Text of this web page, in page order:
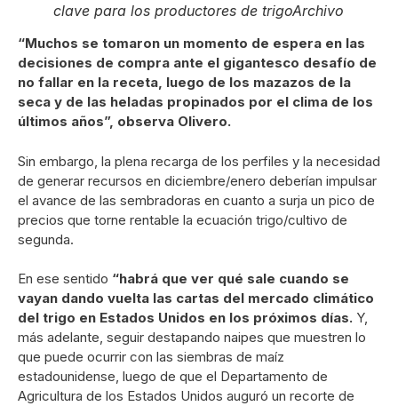
clave para los productores de trigoArchivo
“Muchos se tomaron un momento de espera en las
decisiones de compra ante el gigantesco desafío de
no fallar en la receta, luego de los mazazos de la
seca y de las heladas propinados por el clima de los
últimos años”, observa Olivero.
Sin embargo, la plena recarga de los perfiles y la necesidad
de generar recursos en diciembre/enero deberían impulsar
el avance de las sembradoras en cuanto a surja un pico de
precios que torne rentable la ecuación trigo/cultivo de
segunda.
En ese sentido “habrá que ver qué sale cuando se
vayan dando vuelta las cartas del mercado climático
del trigo en Estados Unidos en los próximos días. Y,
más adelante, seguir destapando naipes que muestren lo
que puede ocurrir con las siembras de maíz
estadounidense, luego de que el Departamento de
Agricultura de los Estados Unidos auguró un recorte de